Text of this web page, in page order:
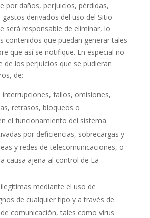
por daños, perjuicios, pérdidas,
derivados del uso del Sitio
será responsable de eliminar, lo
contenidos que puedan generar tales
que así se notifique. En especial no
de los perjuicios que se pudieran
de:
interrupciones, fallos, omisiones,
retrasos, bloqueos o
el funcionamiento del sistema
por deficiencias, sobrecargas y
y redes de telecomunicaciones, o
causa ajena al control de La
mediante el uso de
de cualquier tipo y a través de
comunicación, tales como virus